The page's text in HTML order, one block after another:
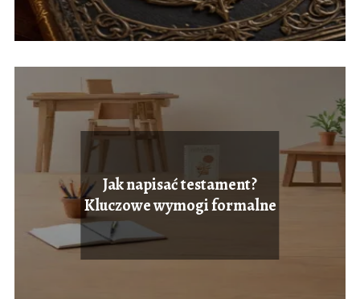
Jak napisać testament?
Kluczowe wymogi formalne